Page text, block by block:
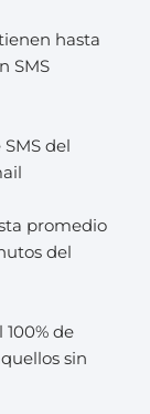
hasta
SMS
del
promedio
del
de
sin